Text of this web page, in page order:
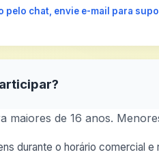
pelo chat, envie e-mail para
maiores de 16 anos.
durante o horário comercial